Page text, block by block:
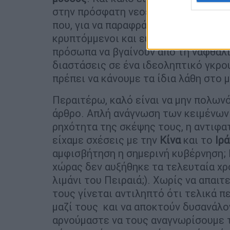
στην πρόσφατη νεοελληνική
που, για να παραφράσουμε τον Γέρο
κρυπτόμμενοι και ευτελίστηκαν
πρόσωπα να βγαίνουν από τη
διαστάσεις σε ένα ιδεοληπτικό
πρέπει να κάνουμε τα ίδια λάθη στο
Περαιτέρω, καλό είναι να μην
άρθρο. Απλή ανάγνωση των κειμένων
ρηχότητα της σκέψης τους, η
είχαμε σχέσεις με την Κίνακαι το
αμφισβήτηση η σημερινή
χώρας δεν αυξήθηκε τα τελευταία
λιμάνι του Πειραιά;). Χωρίς να
τους γίνεται αντιληπτό ότι τελικά
μαζί τους και να αποκτούν
αρνούμαστε να τους